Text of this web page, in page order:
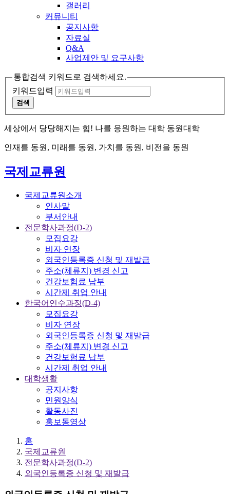
갤러리
커뮤니티
공지사항
자료실
Q&A
사업제안 및 요구사항
통합검색 키워드로 검색하세요.
키워드입력
검색
세상에서 당당해지는 힘! 나를 응원하는 대학 동원대학
인재를 동원, 미래를 동원, 가치를 동원, 비전을 동원
국제교류원
국제교류원소개
인사말
부서안내
전문학사과정(D-2)
모집요강
비자 연장
외국인등록증 신청 및 재발급
주소(체류지) 변경 신고
건강보험료 납부
시간제 취업 안내
한국어연수과정(D-4)
모집요강
비자 연장
외국인등록증 신청 및 재발급
주소(체류지) 변경 신고
건강보험료 납부
시간제 취업 안내
대학생활
공지사항
민원양식
활동사진
홍보동영상
홈
국제교류원
전문학사과정(D-2)
외국인등록증 신청 및 재발급